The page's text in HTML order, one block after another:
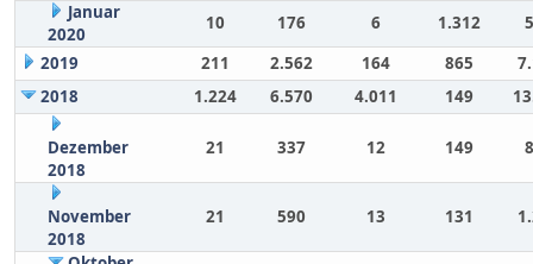
Januar
2020
10 176 6 1.312
2019
211 2.562 164 865
2018
1.224 6.570 4.011 149
Dezember
2018
21 337 12 149
November
2018
21 590 13 131